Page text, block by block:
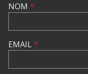
NOM *
EMAIL*